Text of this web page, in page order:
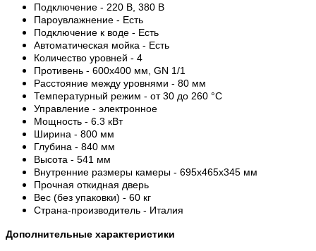
Подключение - 220 В, 380 В
Пароувлажнение - Есть
Подключение к воде - Есть
Автоматическая мойка - Есть
Количество уровней - 4
Противень - 600х400 мм, GN 1/1
Расстояние между уровнями - 80 мм
Температурный режим - от 30 до 260 °С
Управление - электронное
Мощность - 6.3 кВт
Ширина - 800 мм
Глубина - 840 мм
Высота - 541 мм
Внутренние размеры камеры - 695x465x345 мм
Прочная откидная дверь
Вес (без упаковки) - 60 кг
Страна-производитель - Италия
Дополнительные характеристики